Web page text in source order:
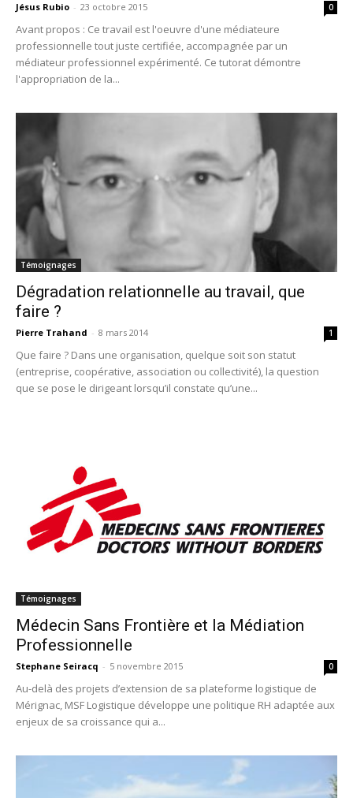
Jésus Rubio - 23 octobre 2015 0
Avant propos : Ce travail est l'oeuvre d'une médiateure
professionnelle tout juste certifiée, accompagnée par un
médiateur professionnel expérimenté. Ce tutorat démontre
l'appropriation de la...
Témoignages
Dégradation relationnelle au travail, que
faire ?
Pierre Trahand - 8 mars 2014 1
Que faire ? Dans une organisation, quelque soit son statut
(entreprise, coopérative, association ou collectivité), la question
que se pose le dirigeant lorsqu’il constate qu’une...
Témoignages
Médecin Sans Frontière et la Médiation
Professionnelle
Stephane Seiracq - 5 novembre 2015 0
Au-delà des projets d’extension de sa plateforme logistique de
Mérignac, MSF Logistique développe une politique RH adaptée aux
enjeux de sa croissance qui a...